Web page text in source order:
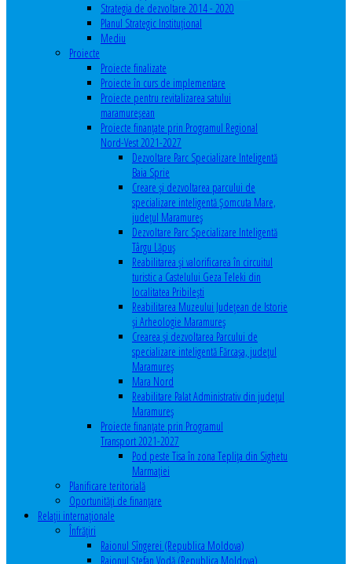
Strategia de dezvoltare 2014 - 2020
Planul Strategic Instituţional
Mediu
Proiecte
Proiecte finalizate
Proiecte în curs de implementare
Proiecte pentru revitalizarea satului
maramureşean
Proiecte finanțate prin Programul Regional
Nord-Vest 2021-2027
Dezvoltare Parc Specializare Inteligentă
Baia Sprie
Creare și dezvoltarea parcului de
specializare inteligentă Șomcuta Mare,
județul Maramureș
Dezvoltare Parc Specializare Inteligentă
Târgu Lăpuș
Reabilitarea și valorificarea în circuitul
turistic a Castelului Geza Teleki din
localitatea Pribilești
Reabilitarea Muzeului Județean de Istorie
și Arheologie Maramureș
Crearea și dezvoltarea Parcului de
specializare inteligentă Fărcașa, județul
Maramureș
Mara Nord
Reabilitare Palat Administrativ din județul
Maramureș
Proiecte finanțate prin Programul
Transport 2021-2027
Pod peste Tisa în zona Teplița din Sighetu
Marmației
Planificare teritorială
Oportunităţi de finanţare
Relaţii internaţionale
Înfrăţiri
Raionul Sîngerei (Republica Moldova)
Raionul Ștefan Vodă (Republica Moldova)